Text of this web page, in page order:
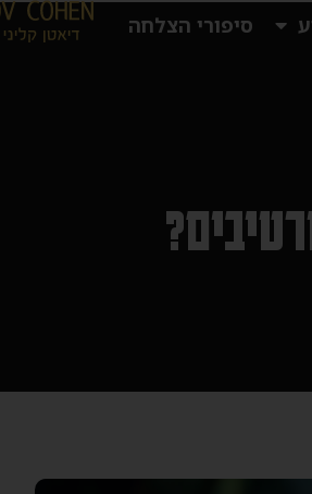
סיפורי הצלחה